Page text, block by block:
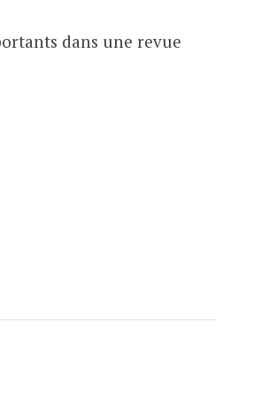
augmenter
dans une revue